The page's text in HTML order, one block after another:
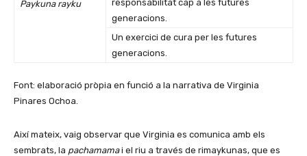
Paykuna rayku
responsabilitat cap a les futures
generacions.
Un exercici de cura per les futures
generacions.
Font: elaboració pròpia en funció a la narrativa de Virginia
Pinares Ochoa.
Així mateix, vaig observar que Virginia es comunica amb els
sembrats, la pachamamai el riu a través de rimaykunas, que es